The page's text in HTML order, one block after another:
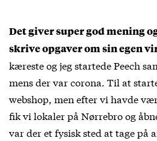
Det giver super god mening
skrive opgaver om sin egen
kæreste og jeg startede Peech
mens der var corona. Til at
webshop, men efter vi havde
fik vi lokaler på Nørrebro og
var der et fysisk sted at tage på